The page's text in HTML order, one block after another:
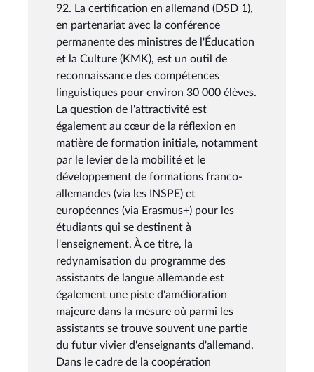
92. La certification en allemand (DSD 1),
en partenariat avec la conférence
permanente des ministres de l'Éducation
et la Culture (KMK), est un outil de
reconnaissance des compétences
linguistiques pour environ 30 000 élèves.
La question de l'attractivité est
également au cœur de la réflexion en
matière de formation initiale, notamment
par le levier de la mobilité et le
développement de formations franco-
allemandes (via les INSPE) et
européennes (via Erasmus+) pour les
étudiants qui se destinent à
l'enseignement. À ce titre, la
redynamisation du programme des
assistants de langue allemande est
également une piste d'amélioration
majeure dans la mesure où parmi les
assistants se trouve souvent une partie
du futur vivier d'enseignants d'allemand.
Dans le cadre de la coopération